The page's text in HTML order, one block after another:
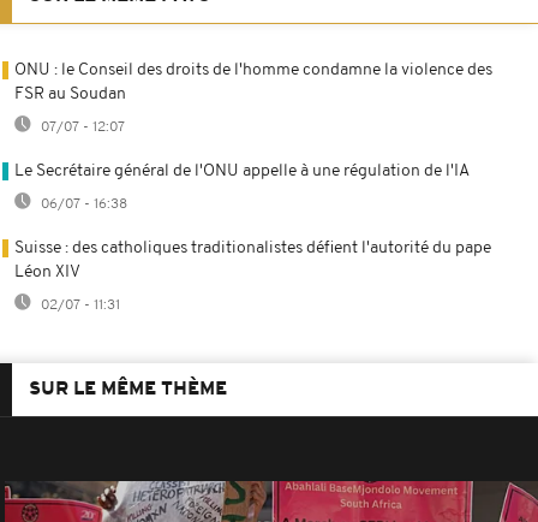
ONU : le Conseil des droits de l'homme condamne la violence des
FSR au Soudan
07/07 - 12:07
Le Secrétaire général de l'ONU appelle à une régulation de l'IA
06/07 - 16:38
Suisse : des catholiques traditionalistes défient l'autorité du pape
Léon XIV
02/07 - 11:31
SUR LE MÊME THÈME